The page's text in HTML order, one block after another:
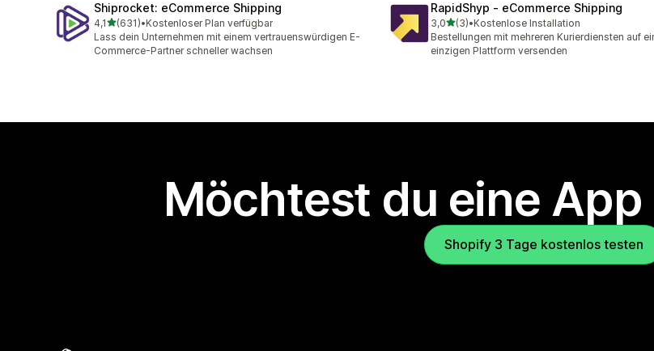
Shiprocket: eCommerce Shipping
4,1von 5 Sternen
(631)
631 Rezensionen insgesamt
•Kostenloser Plan verfügbar
Lass dein Unternehmen mit einem vertrauenswürdigen E-
Commerce-Partner schneller wachsen
RapidShyp ‑ eCommerce Shipping
3,0von 5 Sternen
(3)
3 Rezensionen insgesamt
•Kostenlose Installation
Bestellungen mit mehreren Kurierdiensten auf
einzigen Plattform versenden
Möchtest du eine
Shopify 3 Tage kostenlos testen